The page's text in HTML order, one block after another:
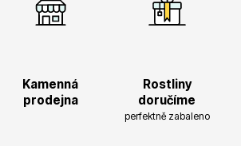
Semena, sadba
Kamenná
prodejna
Rostliny
doručíme
perfektně zabaleno